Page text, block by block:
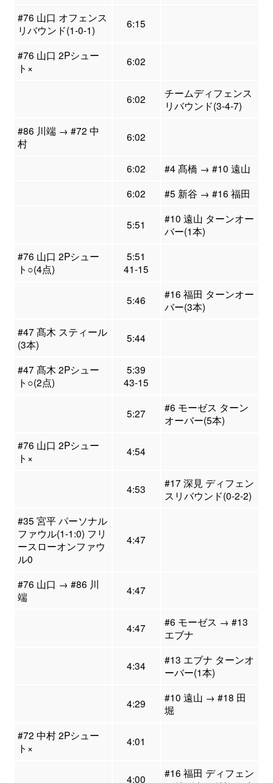
#76 山口 オフェンス
リバウンド(1-0-1)
6:15
#76 山口 2Pシュー
ト×
6:02
6:02
チームディフェンス
リバウンド(3-4-7)
#86 川端 → #72 中
村
6:02
6:02
#4 髙橋 → #10 遠山
6:02
#5 新谷 → #16 福田
5:51
#10 遠山 ターンオー
バー(1本)
#76 山口 2Pシュー
ト○(4点)
5:51
41-15
5:46
#16 福田 ターンオー
バー(3本)
#47 髙木 スティール
(3本)
5:44
#47 髙木 2Pシュー
ト○(2点)
5:39
43-15
5:27
#6 モーゼス ターン
オーバー(5本)
#76 山口 2Pシュー
ト×
4:54
4:53
#17 深見 ディフェン
スリバウンド(0-2-2)
#35 宮平 パーソナル
ファウル(1-1:0) フリ
ースローオンファウ
ル0
4:47
#76 山口 → #86 川
端
4:47
4:47
#6 モーゼス → #13
エブナ
4:34
#13 エブナ ターンオ
ーバー(1本)
4:29
#10 遠山 → #18 田
堀
#72 中村 2Pシュー
ト×
4:01
4:00
#16 福田 ディフェン